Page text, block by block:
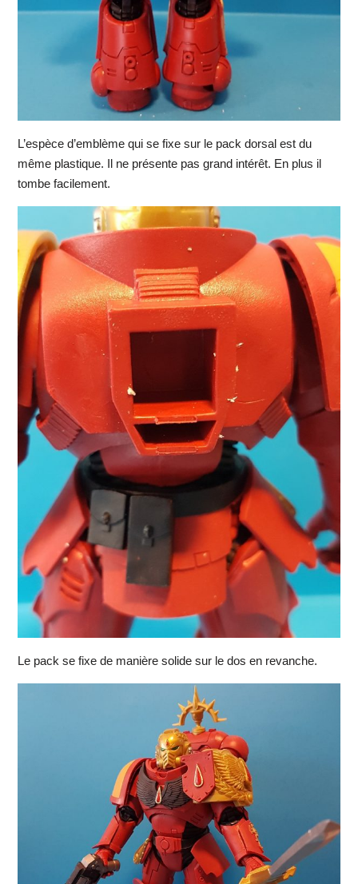
L’espèce d’emblème qui se fixe sur le pack dorsal est du
même plastique. Il ne présente pas grand intérêt. En plus il
tombe facilement.
Le pack se fixe de manière solide sur le dos en revanche.